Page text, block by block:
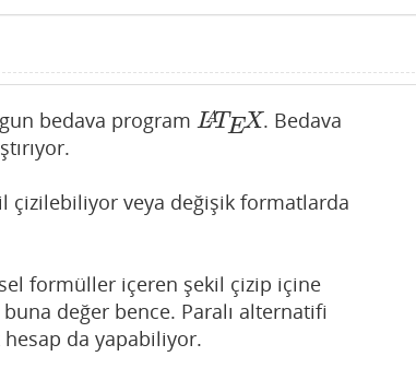
bedava program LATEX
LATEX . Bedava
çizilebiliyor veya değişik formatlarda
formüller içeren şekil çizip içine
değer bence. Paralı alternatifi
da yapabiliyor.